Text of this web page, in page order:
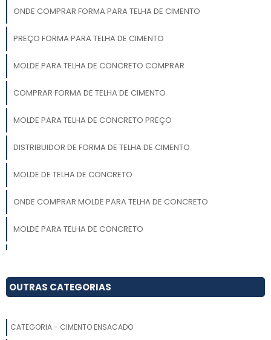
ONDE COMPRAR FORMA PARA TELHA DE CIMENTO
PREÇO FORMA PARA TELHA DE CIMENTO
MOLDE PARA TELHA DE CONCRETO COMPRAR
COMPRAR FORMA DE TELHA DE CIMENTO
MOLDE PARA TELHA DE CONCRETO PREÇO
DISTRIBUIDOR DE FORMA DE TELHA DE CIMENTO
MOLDE DE TELHA DE CONCRETO
ONDE COMPRAR MOLDE PARA TELHA DE CONCRETO
MOLDE PARA TELHA DE CONCRETO
ONDE COMPRAR FORMA PARA TELHA DE CONCRETO
OUTRAS CATEGORIAS
CATEGORIA - CIMENTO ENSACADO